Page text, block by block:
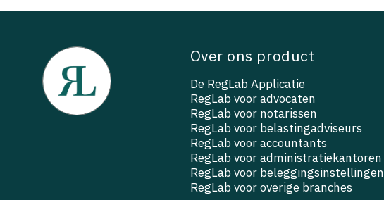
Over ons product
De RegLab Applicatie
RegLab voor advocaten
RegLab voor notarissen
RegLab voor belastingadviseurs
RegLab voor accountants
RegLab voor administratiekantoren
RegLab voor beleggingsinstellingen
RegLab voor overige branches